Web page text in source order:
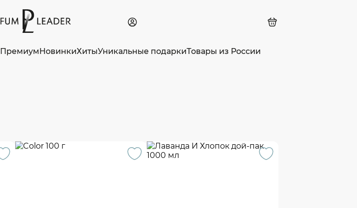
ПремиумНовинкиХитыУникальные подаркиТовары из России